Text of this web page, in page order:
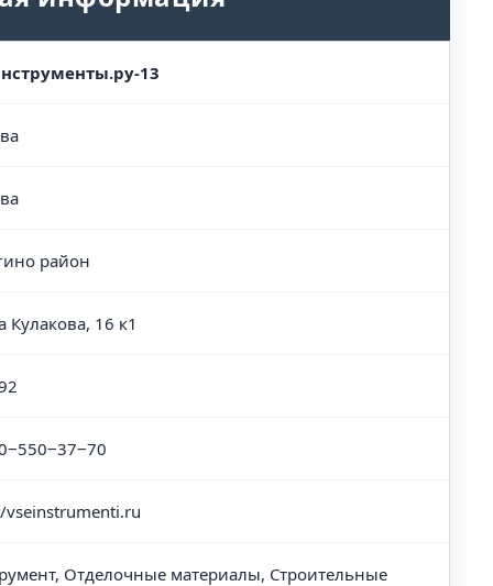
13
район
Кулакова, 16 к1
Отделочные материалы, Строительные